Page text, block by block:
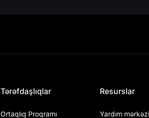
Tərəfdaşlıqlar
Ortaqlıq Proqramı
Resurslar
Yardım mərkəzi